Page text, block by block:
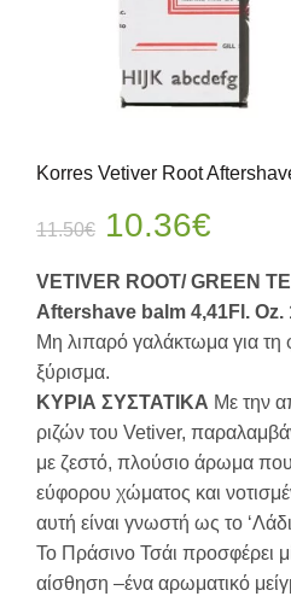
Korres Vetiver Root
11.50€ Original
price
was:
11.50€.
10.36€
τιμή
VETIVER ROOT/ GREEN
Aftershave balm 4,41Fl. Oz.
Μη λιπαρό γαλάκτωμα για τη
ξύρισμα.
ΚΥΡΙΑ ΣΥΣΤΑΤΙΚΑ Με την
ριζών του Vetiver,
με ζεστό, πλούσιο άρωμα
εύφορου χώματος και
αυτή είναι γνωστή ως το
Το Πράσινο Τσάι προσφέρει
αίσθηση –ένα αρωματικό